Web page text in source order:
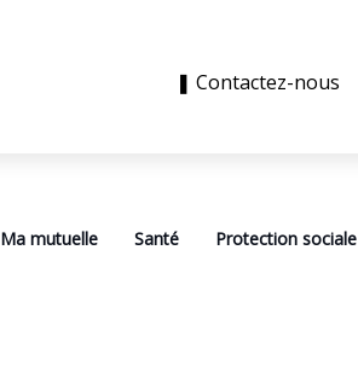
❚ Contactez-nous
Ma mutuelle Santé Protection sociale